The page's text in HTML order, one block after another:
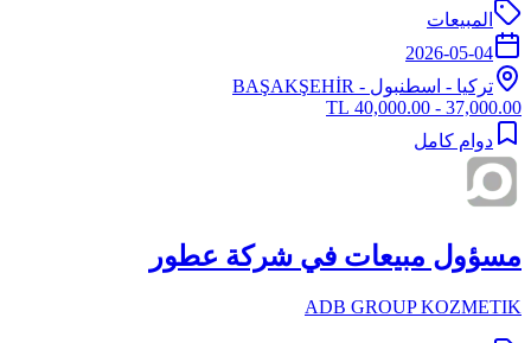
المبيعات
2026-05-04
تركيا - اسطنبول - BAŞAKŞEHİR
37,000.00 - 40,000.00 TL
دوام كامل
مسؤول مبيعات في شركة عطور
ADB GROUP KOZMETIK